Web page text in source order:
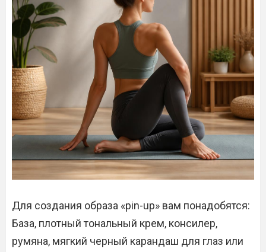
Для создания образа «pin-up» вам понадобятся:
База, плотный тональный крем, консилер,
румяна, мягкий черный карандаш для глаз или